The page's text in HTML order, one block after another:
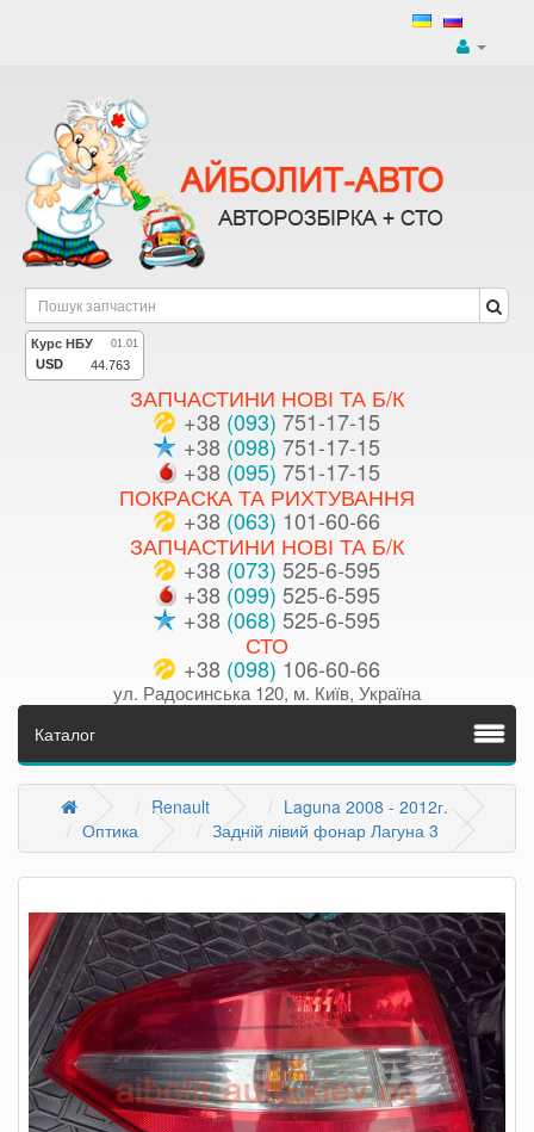
ЗАПЧАСТИНИ НОВІ ТА Б/К
+38 (093) 751-17-15
+38 (098) 751-17-15
+38 (095) 751-17-15
ПОКРАСКА ТА РИХТУВАННЯ
+38 (063) 101-60-66
ЗАПЧАСТИНИ НОВІ ТА Б/К
+38 (073) 525-6-595
+38 (099) 525-6-595
+38 (068) 525-6-595
СТО
+38 (098) 106-60-66
ул. Радосинська 120, м. Київ, Україна
Каталог
Renault
Laguna 2008 - 2012г.
Оптика
Задній лівий фонар Лагуна 3